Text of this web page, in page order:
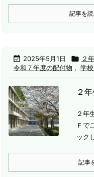
記事を
 2025年5月1日  ２年
令和７年度の配付物 , 学
２
２年
Ｆで
ック
記事